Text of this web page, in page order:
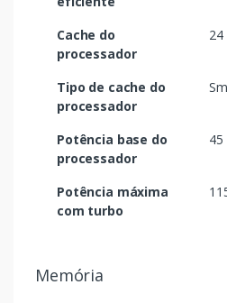
Cache do
processador
24
Tipo de cache do
processador
Potência base do
processador
45
Potência máxima
com turbo
Memória